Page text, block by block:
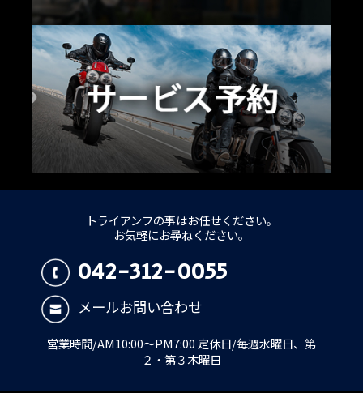
トライアンフの事はお任せください。
お気軽にお尋ねください。
042-312-0055
メールお問い合わせ
営業時間/AM10:00～PM7:00 定休日/毎週水曜日、第
２・第３木曜日